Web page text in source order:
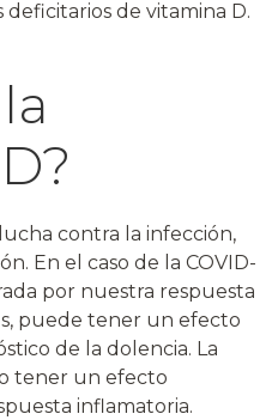
de vitamina D.
contra la infección,
En el caso de la COVID-
por nuestra respuesta
puede tener un efecto
de la dolencia. La
tener un efecto
inflamatoria.